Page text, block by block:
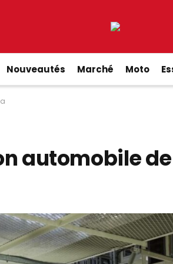
Nouveautés Marché Moto
automobile